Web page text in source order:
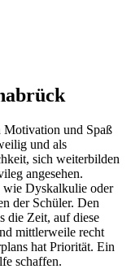
Motivation und Spaß
und als
sich weiterbilden
angesehen.
wie Dyskalkulie oder
der Schüler. Den
die Zeit, auf diese
mittlerweile recht
hat Priorität. Ein
schaffen.